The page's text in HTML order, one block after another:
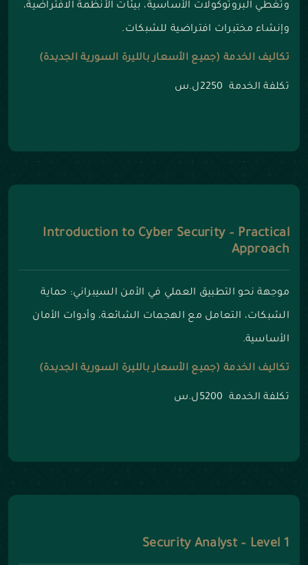
وتغطي البروتوكولات الأساسية، بيئات الأنظمة الافتراضية،
وإنشاء مختبرات افتراضية للشبكات.
تكاليف الخدمة (جميع الأسعار بالليرة السورية الجديدة)
تكلفة الخدمة 2250ل.س
Introduction to Cyber Security – Practical
Approach
موجهة نحو التطبيق العملي في الأمن السيبراني: حماية
الشبكات، التعامل مع الهجمات الشائعة، وأدوات الأمان
الأساسية.
تكاليف الخدمة (جميع الأسعار بالليرة السورية الجديدة)
تكلفة الخدمة 5200ل.س
Security Analyst – Level 1